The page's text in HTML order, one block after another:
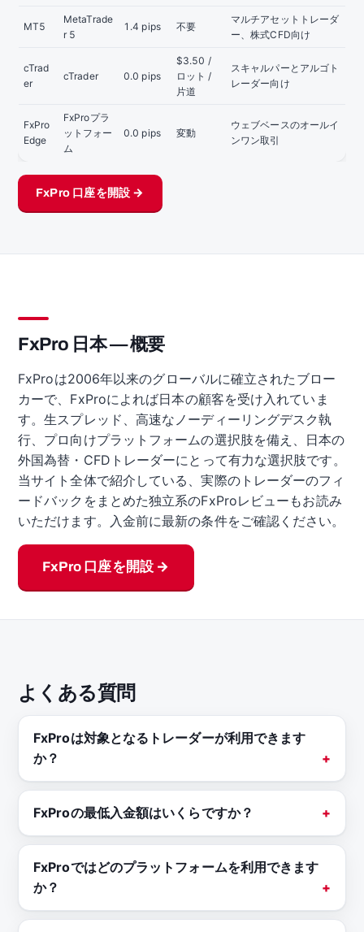
MT5
MetaTrade
r 5
1.4 pips 不要
マルチアセットトレーダ
ー、株式CFD向け
cTrad
er
cTrader 0.0 pips
$3.50 /
ロット /
片道
スキャルパーとアルゴト
レーダー向け
FxPro
Edge
FxProプラ
ットフォー
ム
0.0 pips 変動
ウェブベースのオールイ
ンワン取引
FxPro 口座を開設 →
FxPro 日本 — 概要
FxProは2006年以来のグローバルに確立されたブロー
カーで、FxProによれば日本の顧客を受け入れていま
す。生スプレッド、高速なノーディーリングデスク執
行、プロ向けプラットフォームの選択肢を備え、日本の
外国為替・CFDトレーダーにとって有力な選択肢です。
当サイト全体で紹介している、実際のトレーダーのフィ
ードバックをまとめた独立系のFxProレビューもお読み
いただけます。入金前に最新の条件をご確認ください。
FxPro 口座を開設 →
よくある質問
FxProは対象となるトレーダーが利用できます
か？
FxProの最低入金額はいくらですか？
FxProではどのプラットフォームを利用できます
か？